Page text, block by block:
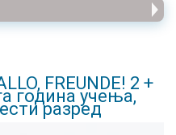
FREUNDE! 2 +
година учења,
разред